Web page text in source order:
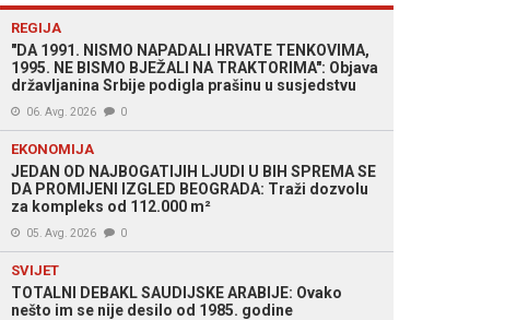
REGIJA
"DA 1991. NISMO NAPADALI HRVATE TENKOVIMA,
1995. NE BISMO BJEŽALI NA TRAKTORIMA": Objava
državljanina Srbije podigla prašinu u susjedstvu
06. Avg. 2026 0
EKONOMIJA
JEDAN OD NAJBOGATIJIH LJUDI U BIH SPREMA SE
DA PROMIJENI IZGLED BEOGRADA: Traži dozvolu
za kompleks od 112.000 m²
05. Avg. 2026 0
SVIJET
TOTALNI DEBAKL SAUDIJSKE ARABIJE: Ovako
nešto im se nije desilo od 1985. godine